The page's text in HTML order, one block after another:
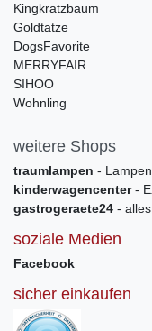
Kingkratzbaum
Goldtatze
DogsFavorite
MERRYFAIR
SIHOO
Wohnling
weitere Shops
traumlampen -
kinderwagencenter-
gastrogeraete24 -
soziale Medien
Facebook
sicher einkaufen